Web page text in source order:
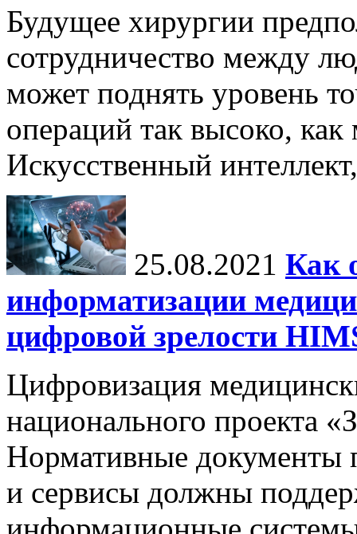
Будущее хирургии
сотрудничество между
может поднять уровень
операций так высоко,
Искусственный
25.08.2021 Как
информатизации
цифровой зрелости
Цифровизация
национального проекта
Нормативные документы
и сервисы должны